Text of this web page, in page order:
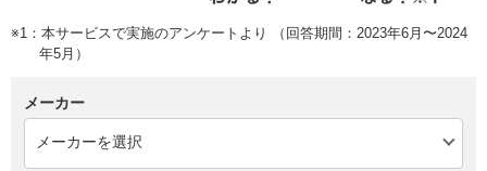
※1：本サービスで実施のアンケートより （回答期間：2023年6月〜2024
年5月）
メーカー